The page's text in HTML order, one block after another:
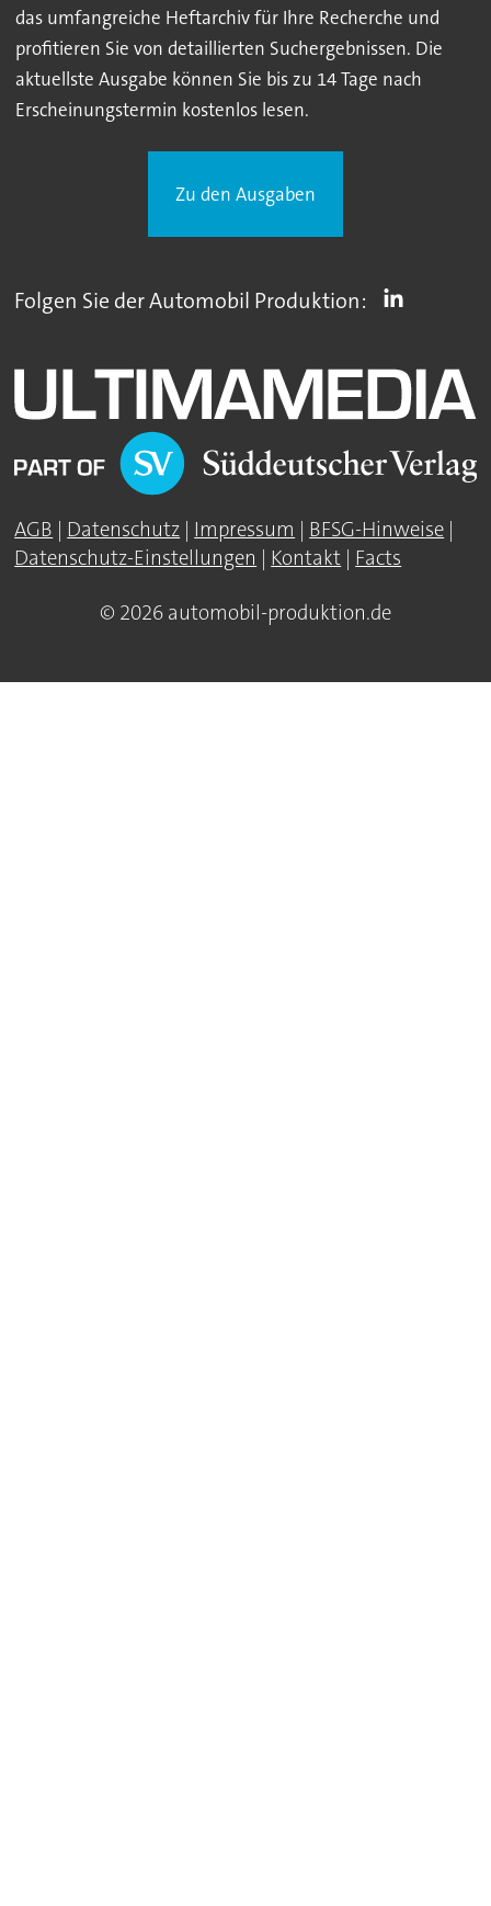
das umfangreiche Heftarchiv für Ihre Recherche und
profitieren Sie von detaillierten Suchergebnissen. Die
aktuellste Ausgabe können Sie bis zu 14 Tage nach
Erscheinungstermin kostenlos lesen.
Zu den Ausgaben
Folgen Sie der Automobil Produktion:
AGB | Datenschutz | Impressum | BFSG-Hinweise |
Datenschutz-Einstellungen | Kontakt | Facts
© 2026 automobil-produktion.de